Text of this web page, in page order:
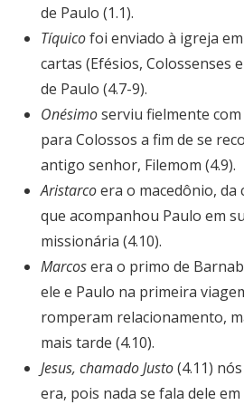
de Paulo (1.1).
Tíquicofoi enviado à igreja
cartas (Efésios, Colossenses
de Paulo (4.7-9).
Onésimoserviu fielmente
para Colossos a fim de se
antigo senhor, Filemom (4.9).
Aristarcoera o macedônio, da
que acompanhou Paulo em
missionária (4.10).
Marcosera o primo de
ele e Paulo na primeira
romperam relacionamento,
mais tarde (4.10).
Jesus, chamado Justo(4.11)
era, pois nada se fala dele